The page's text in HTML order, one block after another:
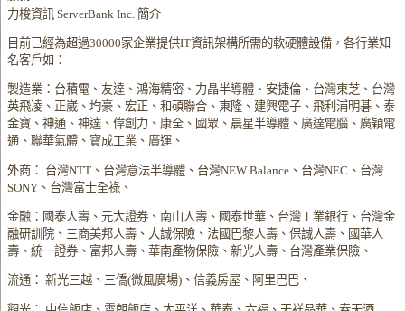
力梭資訊 ServerBank Inc. 簡介
目前已經為超過30000家企業提供IT資訊架構所需的軟硬體設備，各行業知
名客戶如：
製造業：台積電、友達、鴻海精密、力晶半導體、安捷倫、台灣東芝、台灣
英飛凌、正崴、均豪、宏正、和碩聯合、東隆、建興電子、飛利浦明碁、泰
金寶、神通、神達、偉創力、康全、國眾、晨星半導體、廣達電腦、廣穎電
通、聯華氣體、寶成工業、廣運、
外商： 台灣NTT、台灣意法半導體、台灣NEW Balance、台灣NEC、台灣
SONY、台灣富士全祿、
金融：國泰人壽、元大證券、南山人壽、國泰世華、台灣工業銀行、台灣金
融研訓院、三商美邦人壽、大誠保險、法國巴黎人壽、保誠人壽、國華人
壽、統一證券、富邦人壽、華南產物保險、新光人壽、台灣產業保險、
流通： 新光三越、三僑(微風廣場)、信義房屋、阿里巴巴、